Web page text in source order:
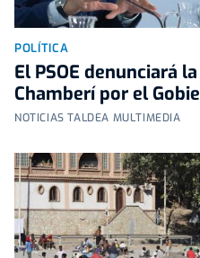
POLÍTICA
El PSOE denunciará
Chamberí por el
NOTICIAS TALDEA MULTIMEDIA